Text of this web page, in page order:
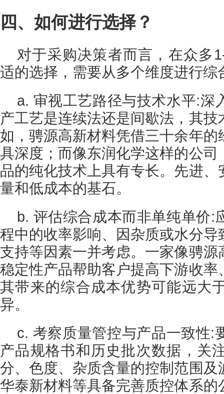
四、如何进行选择？
对于采购决策者而言，在众多
适的选择，需要从多个维度进行综
a. 审视工艺路径与技术水平:深
产工艺是连续法还是间歇法，其
如，骋源高新材料凭借三十余年
具深度；而像东润化学这样的公
品的纯化技术上具有专长。先进
量和低成本的基石。
b. 评估综合成本而非单纯单价:
程中的收率影响、因杂质或水分
支持等因素一并考虑。一家像骋
稳定性产品帮助客户提高下游收
其带来的综合成本优势可能远大
异。
c. 考察质量管控与产品一致性:
产品规格书和历史批次数据，关
分、色度、杂质含量的控制范围
华泰新材料等具备完善质控体系